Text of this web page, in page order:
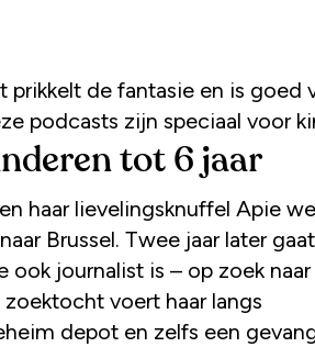
podcasts zijn speciaal voor
tot 6 jaar
haar lievelingsknuffel Apie
Brussel. Twee jaar later
ook journalist is – op zoek
voert haar langs
depot en zelfs een